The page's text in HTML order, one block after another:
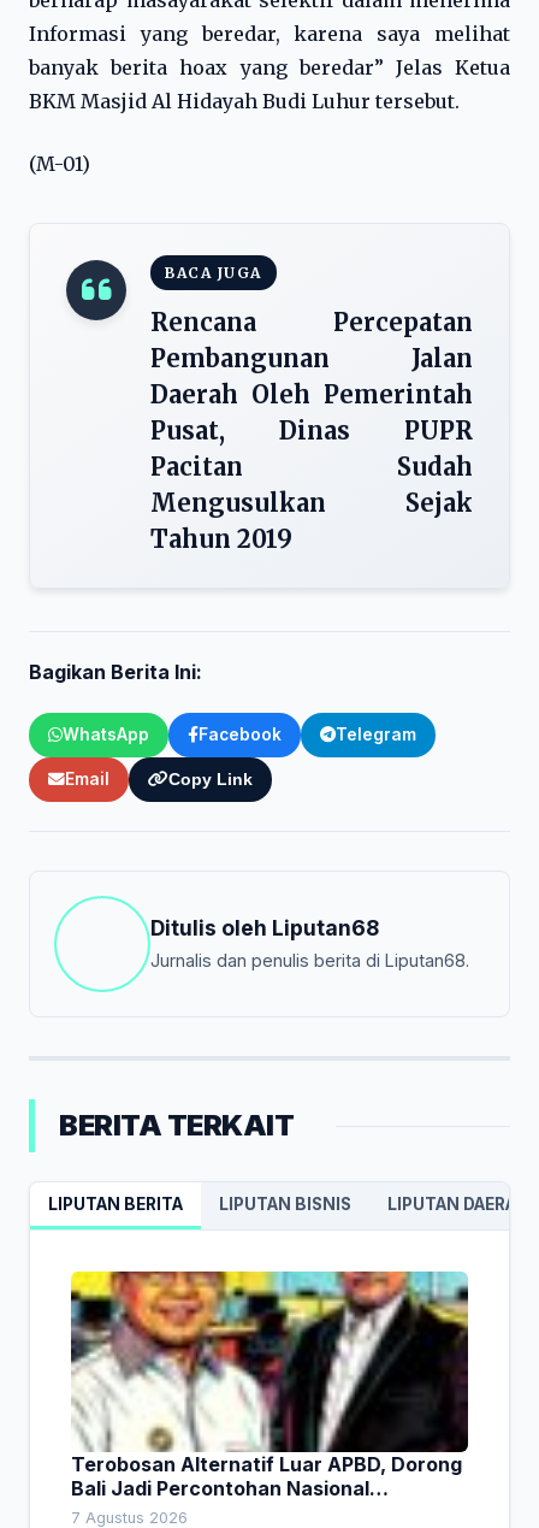
Informasi yang beredar, karena saya melihat
banyak berita hoax yang beredar” Jelas Ketua
BKM Masjid Al Hidayah Budi Luhur tersebut.
(M-01)
BACA JUGA
Rencana Percepatan
Pembangunan Jalan
Daerah Oleh Pemerintah
Pusat, Dinas PUPR
Pacitan Sudah
Mengusulkan Sejak
Tahun 2019
Bagikan Berita Ini:
WhatsApp Facebook Telegram
Email Copy Link
Ditulis oleh Liputan68
Jurnalis dan penulis berita di Liputan68.
BERITA TERKAIT
LIPUTAN BERITA LIPUTAN BISNIS LIPUTAN DAERAH
Terobosan Alternatif Luar APBD, Dorong
Bali Jadi Percontohan Nasional
Pembiayaan Daerah
7 Agustus 2026